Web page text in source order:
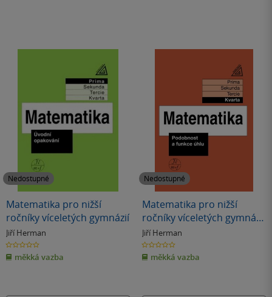
Nedostupné
Matematika pro nižší
ročníky víceletých gymnázií
Jiří Herman
0.0
z
5
hvězdiček
měkká vazba
Nedostupné
Matematika pro nižší
ročníky víceletých gymnázií
– Podobnost a funkce úhlu
(kvarta)
Jiří Herman
0.0
z
5
hvězdiček
měkká vazba